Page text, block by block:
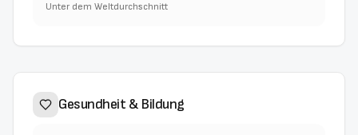
Unter dem Weltdurchschnitt
Gesundheit & Bildung